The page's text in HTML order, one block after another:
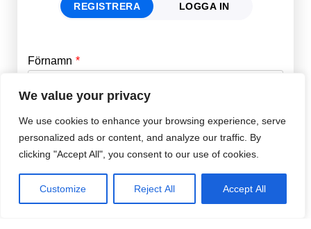
We value your privacy
We use cookies to enhance your browsing experience, serve
personalized ads or content, and analyze our traffic. By
clicking "Accept All", you consent to our use of cookies.
Customize Reject All Accept All
REGISTRERA LOGGA IN
Förnamn *
Efternamn *
E-post *
Email
Password
Remember Me